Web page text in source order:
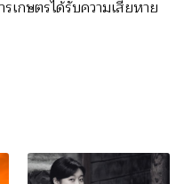
เกษตรได้รับความเสียหาย